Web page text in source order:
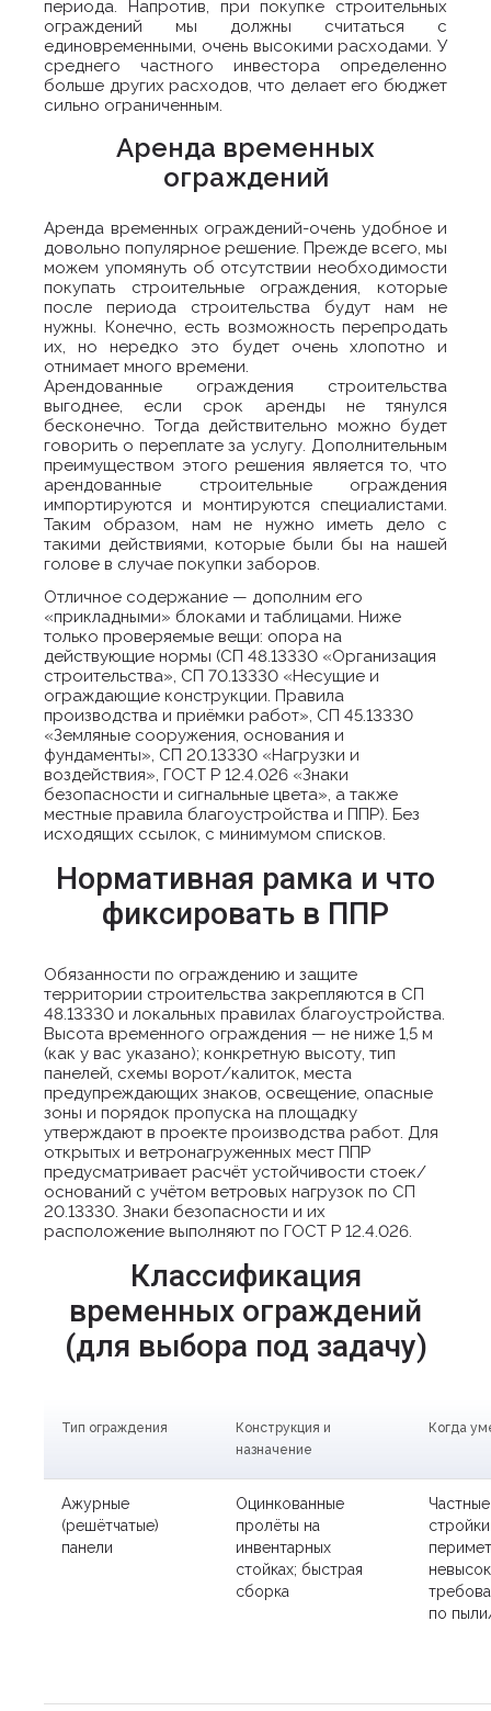
периода. Напротив, при покупке строительных
ограждений мы должны считаться с
единовременными, очень высокими расходами. У
среднего частного инвестора определенно
больше других расходов, что делает его бюджет
сильно ограниченным.
Аренда временных
ограждений
Аренда временных ограждений-очень удобное и
довольно популярное решение. Прежде всего, мы
можем упомянуть об отсутствии необходимости
покупать строительные ограждения, которые
после периода строительства будут нам не
нужны. Конечно, есть возможность перепродать
их, но нередко это будет очень хлопотно и
отнимает много времени.
Арендованные ограждения строительства
выгоднее, если срок аренды не тянулся
бесконечно. Тогда действительно можно будет
говорить о переплате за услугу. Дополнительным
преимуществом этого решения является то, что
арендованные строительные ограждения
импортируются и монтируются специалистами.
Таким образом, нам не нужно иметь дело с
такими действиями, которые были бы на нашей
голове в случае покупки заборов.
Отличное содержание — дополним его
«прикладными» блоками и таблицами. Ниже
только проверяемые вещи: опора на
действующие нормы (СП 48.13330 «Организация
строительства», СП 70.13330 «Несущие и
ограждающие конструкции. Правила
производства и приёмки работ», СП 45.13330
«Земляные сооружения, основания и
фундаменты», СП 20.13330 «Нагрузки и
воздействия», ГОСТ Р 12.4.026 «Знаки
безопасности и сигнальные цвета», а также
местные правила благоустройства и ППР). Без
исходящих ссылок, с минимумом списков.
Нормативная рамка и что
фиксировать в ППР
Обязанности по ограждению и защите
территории строительства закрепляются в СП
48.13330 и локальных правилах благоустройства.
Высота временного ограждения — не ниже 1,5 м
(как у вас указано); конкретную высоту, тип
панелей, схемы ворот/калиток, места
предупреждающих знаков, освещение, опасные
зоны и порядок пропуска на площадку
утверждают в проекте производства работ. Для
открытых и ветронагруженных мест ППР
предусматривает расчёт устойчивости стоек/
оснований с учётом ветровых нагрузок по СП
20.13330. Знаки безопасности и их
расположение выполняют по ГОСТ Р 12.4.026.
Классификация
временных ограждений
(для выбора под задачу)
Тип ограждения
Конструкция и
назначение
Когда
Ажурные
(решётчатые)
панели
Оцинкованные
пролёты на
инвентарных
стойках; быстрая
сборка
Частные
по